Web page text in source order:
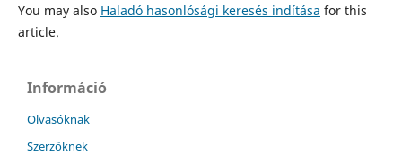
You may also Haladó hasonlósági keresés indítása for this
article.
Információ
Olvasóknak
Szerzőknek